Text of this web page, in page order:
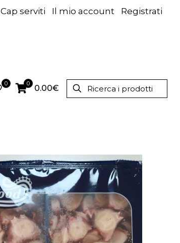
Cap serviti Il mio account Registrati
0 0 0.00€